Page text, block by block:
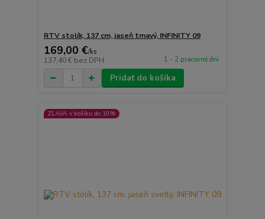
RTV stolík, 137 cm, jaseň tmavý, INFINITY 09
169,00 €/ks
137,40 € bez DPH 1 - 2 pracovné dni
Pridať do košíka
ZĽAVA v košíku do 10%